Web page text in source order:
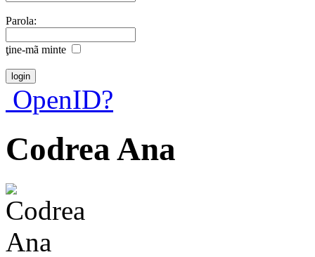
Parola:
ţine-mã minte
OpenID?
Codrea Ana